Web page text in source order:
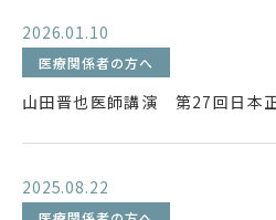
2026.01.10
医療関係者の方へ
山田晋也医師講演 第27回日本
2025.08.22